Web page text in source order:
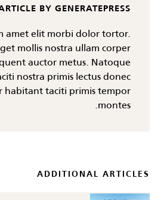
BY GENERATEPRESS
amet elit morbi dolor tortor.
mollis nostra ullam corper
auctor metus. Natoque
nostra primis lectus donec
habitant taciti primis tempor
montes.
ADDITIONAL ARTICLES